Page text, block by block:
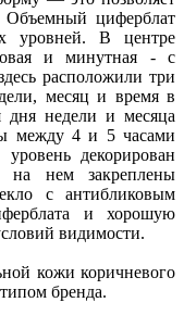
Объемный циферблат
уровней. В центре
и минутная - с
расположили три
месяц и время в
дня недели и месяца
между 4 и 5 часами
декорирован
на нем закреплены
с антибликовым
и хорошую
видимости.
кожи коричневого
бренда.